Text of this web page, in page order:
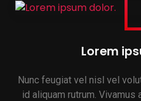
Lorem
Nunc feugiat vel nisl vel
id aliquam rutrum.